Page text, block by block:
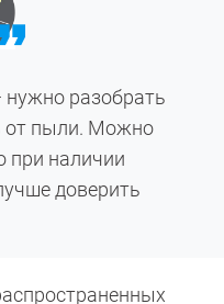
разобрать
от пыли. Можно
при наличии
доверить